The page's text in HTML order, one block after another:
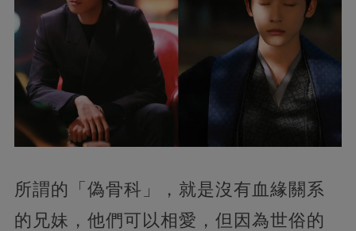
所謂的「偽骨科」，就是沒有血緣關系
的兄妹，他們可以相愛，但因為世俗的